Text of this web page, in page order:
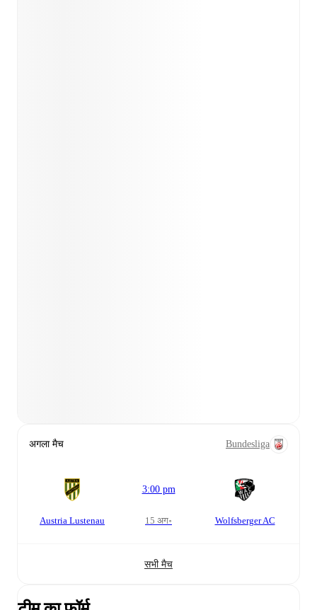
अगला मैच Bundesliga
Austria Lustenau
3:00 pm
15 अग॰ Wolfsberger AC
सभी मैच